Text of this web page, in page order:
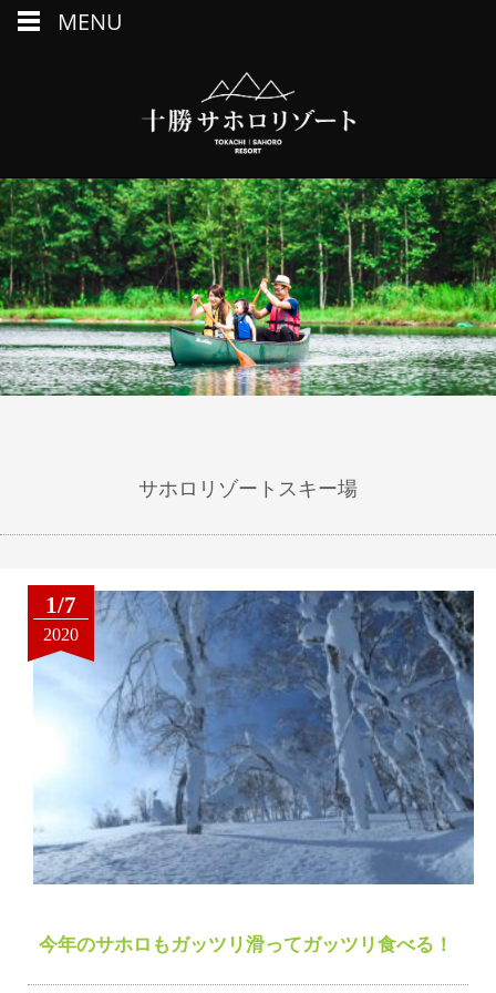
サホロリゾートスキー場
1/7
2020
今年のサホロもガッツリ滑ってガッツリ食べる！
MENU